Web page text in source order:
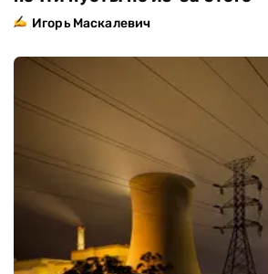
Игорь Маскалевич